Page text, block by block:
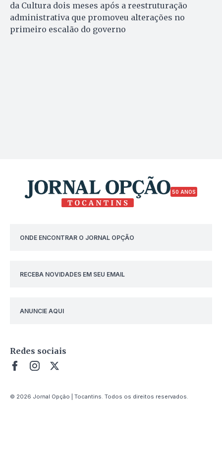
da Cultura dois meses após a reestruturação
administrativa que promoveu alterações no
primeiro escalão do governo
50 ANOS
ONDE ENCONTRAR O JORNAL OPÇÃO
RECEBA NOVIDADES EM SEU EMAIL
ANUNCIE AQUI
Redes sociais
© 2026 Jornal Opção | Tocantins. Todos os direitos reservados.